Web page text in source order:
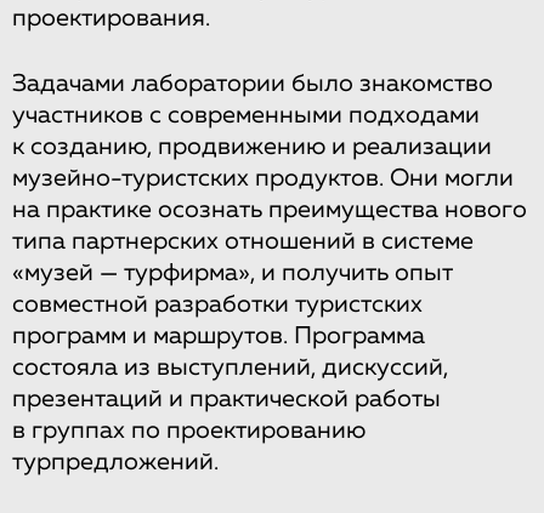
проектирования.
Задачами лаборатории было знакомство
участников с современными подходами
к созданию, продвижению и реализации
музейно-туристских продуктов. Они могли
на практике осознать преимущества нового
типа партнерских отношений в системе
«музей — турфирма», и получить опыт
совместной разработки туристских
программ и маршрутов. Программа
состояла из выступлений, дискуссий,
презентаций и практической работы
в группах по проектированию
турпредложений.